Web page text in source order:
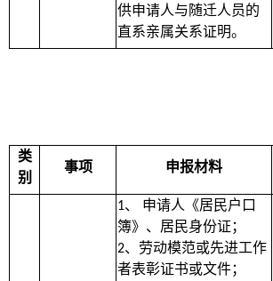
供申请人与随迁人员的
直系亲属关系证明。
类
别
事项 申报材料
1、
申请人《居民户口
簿》、居民身份证；
2、劳动模范或先进工作
者表彰证书或文件；